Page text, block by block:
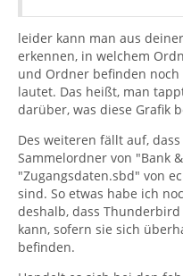
leider kann man aus
erkennen, in welchem
und Ordner befinden
lautet. Das heißt, man
darüber, was diese Grafik
Des weiteren fällt auf,
Sammelordner von "Bank
"Zugangsdaten.sbd" von
sind. So etwas habe ich
deshalb, dass
kann, sofern sie sich
befinden.